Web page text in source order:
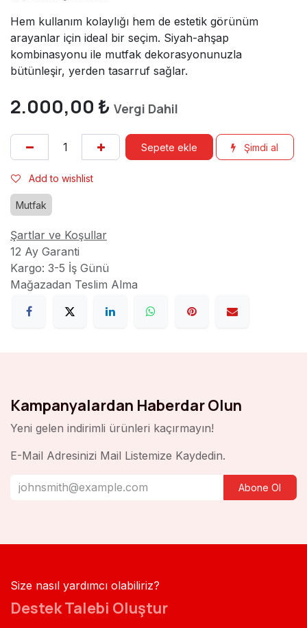
Hem kullanım kolaylığı hem de estetik görünüm
arayanlar için ideal bir seçim. Siyah-ahşap
kombinasyonu ile mutfak dekorasyonunuzla
bütünleşir, yerden tasarruf sağlar.
2.000,00 ₺ Vergi Dahil
Sepete ekle Şimdi al
Add to wishlist
Mutfak
Şartlar ve Koşullar
12 Ay Garanti
Kargo: 3-5 İş Günü
Mağazadan Teslim Alma
Kampanyalardan Haberdar Olun
Yeni gelen indirimli ürünleri kaçırmayın!
E-Mail Adresinizi Mail Listemize Kaydedin.
Abone Ol
Size nasıl yardımcı olabiliriz?
Destek Talebi Oluştur